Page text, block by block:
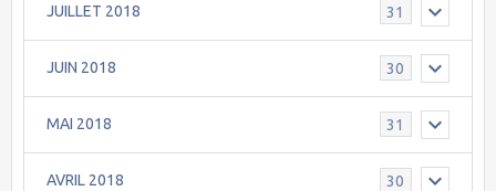
JUILLET 2018 31
JUIN 2018 30
MAI 2018 31
AVRIL 2018 30